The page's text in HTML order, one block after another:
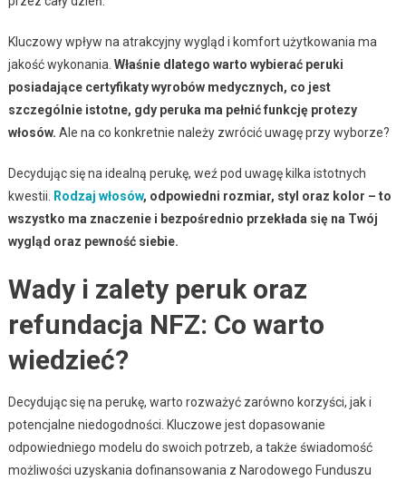
Kluczowy wpływ na atrakcyjny wygląd i komfort użytkowania ma
jakość wykonania. Właśnie dlatego warto wybierać peruki
posiadające certyfikaty wyrobów medycznych, co jest
szczególnie istotne, gdy peruka ma pełnić funkcję protezy
włosów. Ale na co konkretnie należy zwrócić uwagę przy wyborze?
Decydując się na idealną perukę, weź pod uwagę kilka istotnych
kwestii.
Rodzaj włosów, odpowiedni rozmiar, styl oraz kolor – to
wszystko ma znaczenie i bezpośrednio przekłada się na Twój
wygląd oraz pewność siebie.
Wady i zalety peruk oraz
refundacja NFZ: Co warto
wiedzieć?
Decydując się na perukę, warto rozważyć zarówno korzyści, jak i
potencjalne niedogodności. Kluczowe jest dopasowanie
odpowiedniego modelu do swoich potrzeb, a także świadomość
możliwości uzyskania dofinansowania z Narodowego Funduszu